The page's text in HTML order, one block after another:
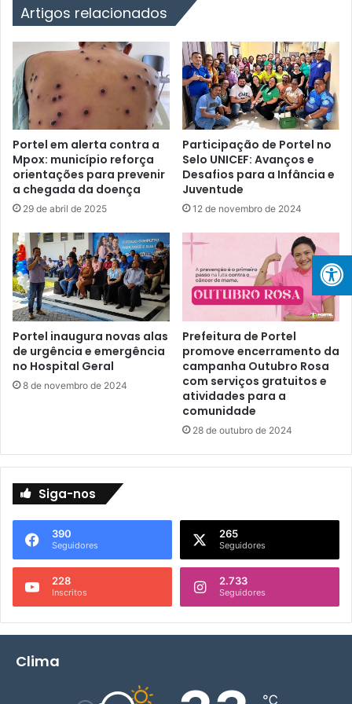
n
t
d
a
s
R
e
d
e
s
d
D
e
s
i
n
f
o
r
m
a
e
s
u
a
s
n
e
q
u
n
Artigos relacionados
Portel em alerta contra a
Mpox: município reforça
orientações para prevenir
a chegada da doença
29 de abril de 2025
Participação de Portel no
Selo UNICEF: Avanços e
Desafios para a Infância e
Juventude
12 de novembro de 2024
Portel inaugura novas alas
de urgência e emergência
no Hospital Geral
8 de novembro de 2024
Prefeitura de Portel
promove encerramento da
campanha Outubro Rosa
com serviços gratuitos e
atividades para a
comunidade
28 de outubro de 2024
Siga-nos
390
Seguidores
265
Seguidores
228
Inscritos
2.733
Seguidores
Clima
℃